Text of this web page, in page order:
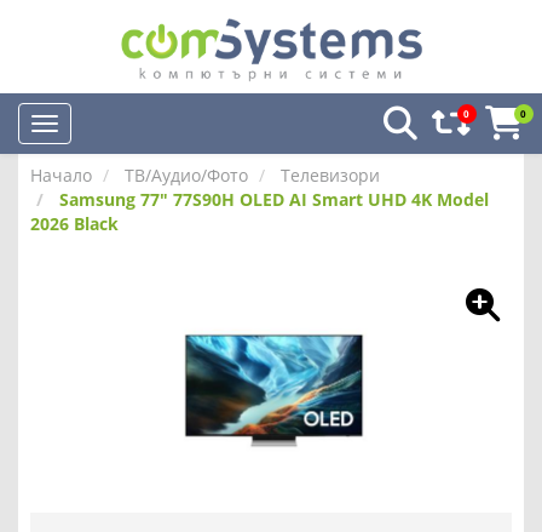
0 0
Начало ТВ/Аудио/Фото
Телевизори
Samsung 77" 77S90H OLED AI Smart UHD 4K Model
2026 Black